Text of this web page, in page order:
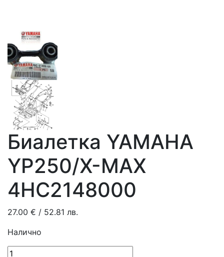
Биалетка YAMAHA
YP250/X-MAX
4HC2148000
27.00 € / 52.81 лв.
Налично
количество